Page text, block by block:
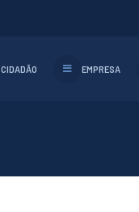
CIDADÃO EMPRESA